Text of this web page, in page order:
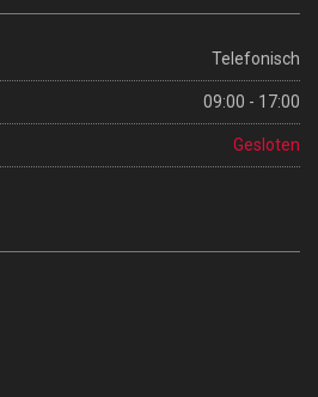
Telefonisch
09:00 - 17:00
Gesloten